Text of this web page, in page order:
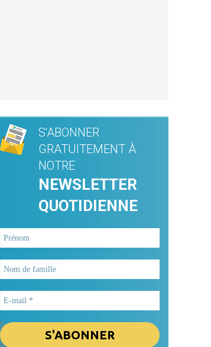
S'ABONNER
GRATUITEMENT À
NOTRE
NEWSLETTER
QUOTIDIENNE